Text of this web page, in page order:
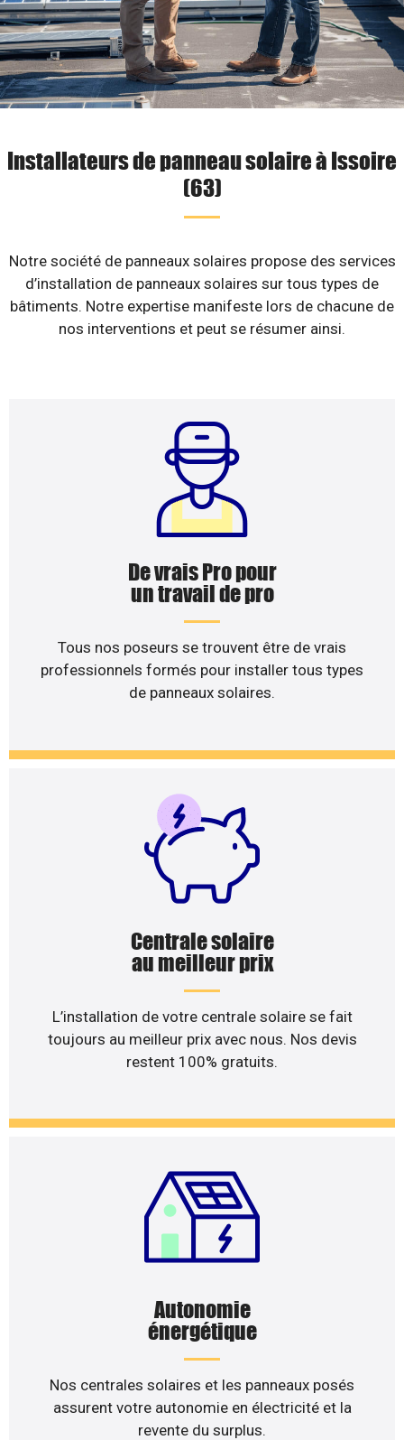
Installateurs de panneau solaire à Issoire
(63)
Notre société de panneaux solaires propose des services
d’installation de panneaux solaires sur tous types de
bâtiments. Notre expertise manifeste lors de chacune de
nos interventions et peut se résumer ainsi.
De vrais Pro pour
un travail de pro
Tous nos poseurs se trouvent être de vrais
professionnels formés pour installer tous types
de panneaux solaires.
Centrale solaire
au meilleur prix
L’installation de votre centrale solaire se fait
toujours au meilleur prix avec nous. Nos devis
restent 100% gratuits.
Autonomie
énergétique
Nos centrales solaires et les panneaux posés
assurent votre autonomie en électricité et la
revente du surplus.